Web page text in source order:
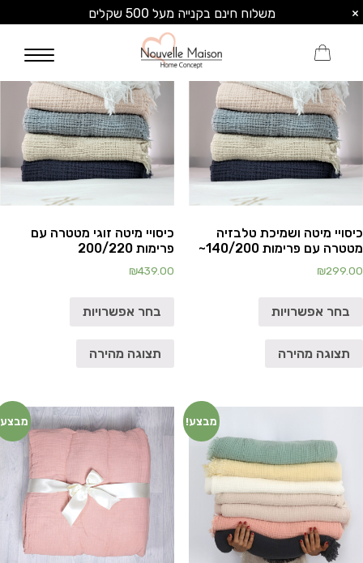
כיסויי מיטה ושמיכת טלבזיה
מטטרה עם פרימות 140/200~
₪299.00
בחר אפשרויות
תצוגה מהירה
כיסויי מיטה זוגי מטטרה עם
פרימות 200/220
₪439.00
בחר אפשרויות
תצוגה מהירה
מבצע!
× משלוח חינם בקנייה מעל 500 שקלים